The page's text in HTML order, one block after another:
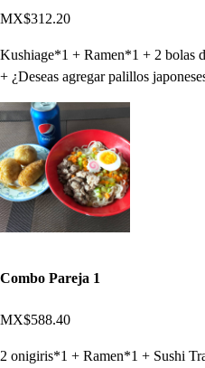
MX$312.20
Kushiage*1 + Ramen*1 + 2 bolas
+ ¿Deseas agregar palillos
Combo Pareja 1
MX$588.40
2 onigiris*1 + Ramen*1 + Sushi